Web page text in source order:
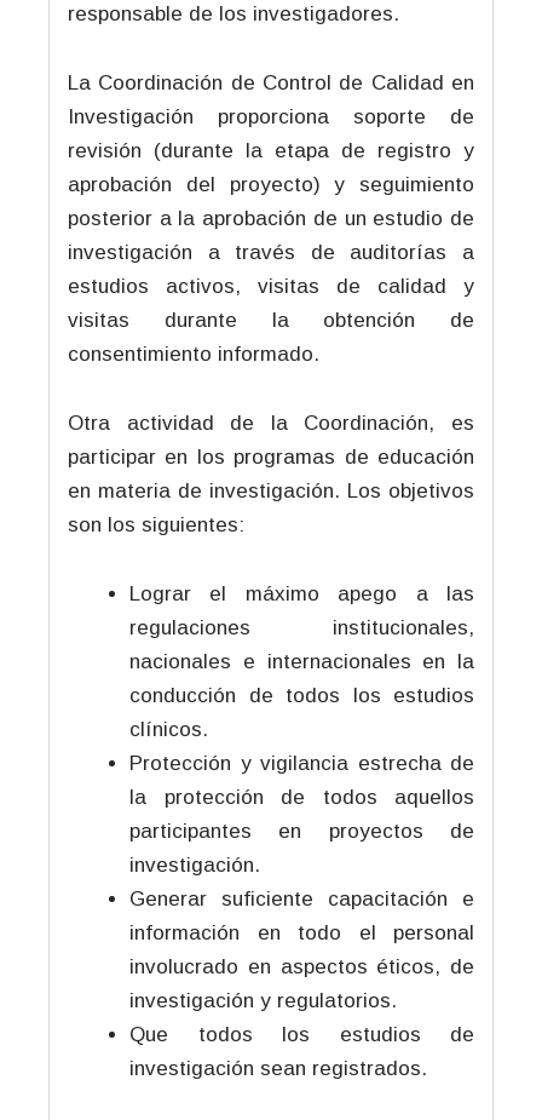
responsable de los investigadores.
La Coordinación de Control de Calidad en
Investigación proporciona soporte de
revisión (durante la etapa de registro y
aprobación del proyecto) y seguimiento
posterior a la aprobación de un estudio de
investigación a través de auditorías a
estudios activos, visitas de calidad y
visitas durante la obtención de
consentimiento informado.
Otra actividad de la Coordinación, es
participar en los programas de educación
en materia de investigación. Los objetivos
son los siguientes:
Lograr el máximo apego a las
regulaciones institucionales,
nacionales e internacionales en la
conducción de todos los estudios
clínicos.
Protección y vigilancia estrecha de
la protección de todos aquellos
participantes en proyectos de
investigación.
Generar suficiente capacitación e
información en todo el personal
involucrado en aspectos éticos, de
investigación y regulatorios.
Que todos los estudios de
investigación sean registrados.